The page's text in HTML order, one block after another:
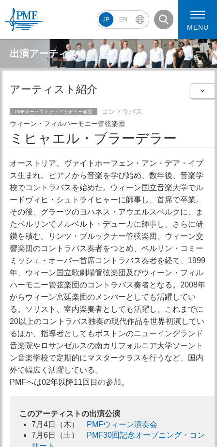
JP EN
PMF2026 スケジュール
PMF2026 アーティスト
MENU
出演アーティスト
アーティスト紹介
PMFオーケストラ・アカデミー教授
コントラバス
ウィーン・フィルハーモニー管弦楽団
ミヒャエル・ブラーデラー
オーストリア、ヴァイトホーフェン・アン・デア・イプ
ス生まれ。ピアノから音楽を学び始め、数年後、音楽学
校でコントラバスを始めた。ウィーン国立音楽大学でル
ードヴィヒ・シュトライヒャーに師事し、首席で卒業。
その後、グラーツのヨハネス・アウエルスペルクに、ま
たベルリンでノルベルト・デューカに師事し、さらに研
鑽を積む。リンツ・ブルックナー管弦楽団、ウィーン交
響楽団のコントラバス奏者をつとめ、ベルリン・コミー
ミッシェ・オーパー首席コントラバス奏者を経て、1999
年、ウィーン国立歌劇場管弦楽団及びウィーン・フィル
ハーモニー管弦楽団のコントラバス奏者となる。2008年
からウィーン宮廷楽団のメンバーとしても活躍してい
る。ソリスト、室内楽奏者としても活躍し、これまでに
20以上のコントラバス独奏の現代作品を世界初演してい
るほか、指導者としてもボストンのニューイングランド
音楽院やロサンゼルスの南カリフォルニア大学ソーント
ン音楽学校で定期的にマスタークラスを行うなど、国内
外で幅広く活躍している。
PMFへは02年以降11回目の参加。
このアーティストの出演公演
7月4日（木）
PMFウィーン演奏会
7月6日（土）
PMF30回記念オープニング・コン